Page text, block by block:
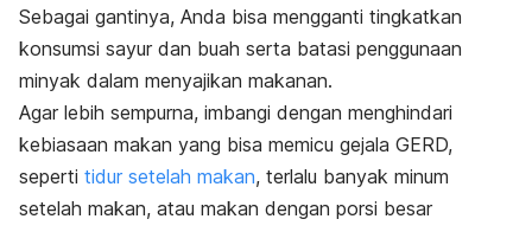
Sebagai gantinya, Anda bisa mengganti tingkatkan
konsumsi sayur dan buah serta batasi penggunaan
minyak dalam menyajikan makanan.
Agar lebih sempurna, imbangi dengan menghindari
kebiasaan makan yang bisa memicu gejala GERD,
seperti tidur setelah makan, terlalu banyak minum
setelah makan, atau makan dengan porsi besar